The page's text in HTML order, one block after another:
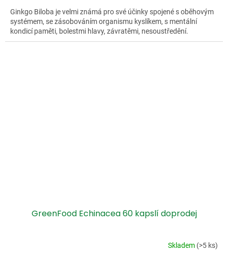
Ginkgo Biloba je velmi známá pro své účinky spojené s oběhovým
systémem, se zásobováním organismu kyslíkem, s mentální
kondicí paměti, bolestmi hlavy, závratěmi, nesoustředění.
GreenFood Echinacea 60 kapslí doprodej
Skladem (>5 ks)